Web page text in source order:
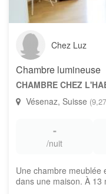
Chez Luz
Chambre lumineuse
CHAMBRE CHEZ
Vésenaz, Suisse
-
/nuit
Une chambre meublée
dans une maison. À 13